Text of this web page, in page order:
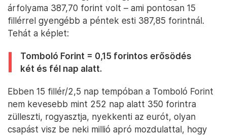
árfolyama 387,70 forint volt – ami pontosan 15
fillérrel gyengébb a péntek esti 387,85 forintnál.
Tehát a képlet:
Tomboló Forint = 0,15 forintos erősödés
két és fél nap alatt.
Ebben 15 fillér/2,5 nap tempóban a Tomboló Forint
nem kevesebb mint 252 nap alatt 350 forintra
zülleszti, rogyasztja, nyekkenti az eurót, olyan
csapást visz be neki millió apró mozdulattal, hogy